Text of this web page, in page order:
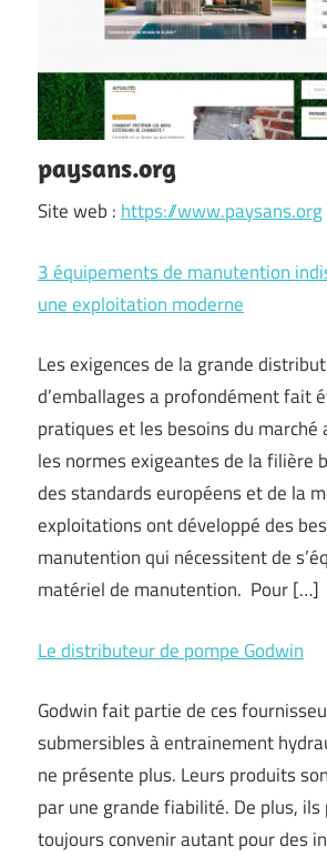
paysans.org
Site web : https://www.paysans.org
3 équipements de manutention
une exploitation moderne
Les exigences de la grande
d’emballages a profondément fait
pratiques et les besoins du marché
les normes exigeantes de la filière
des standards européens et de la
exploitations ont développé des
manutention qui nécessitent de
matériel de manutention. Pour […]
Le distributeur de pompe Godwin
Godwin fait partie de ces
submersibles à entrainement
ne présente plus. Leurs produits
par une grande fiabilité. De plus,
toujours convenir autant pour des